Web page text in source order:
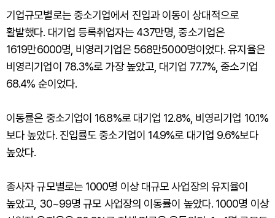
기업규모별로는 중소기업에서 진입과 이동이 상대적으로
활발했다. 대기업 등록취업자는 437만명, 중소기업은
1619만6000명, 비영리기업은 568만5000명이었다. 유지율은
비영리기업이 78.3%로 가장 높았고, 대기업 77.7%, 중소기업
68.4% 순이었다.
이동률은 중소기업이 16.8%로 대기업 12.8%, 비영리기업 10.1%
보다 높았다. 진입률도 중소기업이 14.9%로 대기업 9.6%보다
높았다.
종사자 규모별로는 1000명 이상 대규모 사업장의 유지율이
높았고, 30~99명 규모 사업장의 이동률이 높았다. 1000명 이상